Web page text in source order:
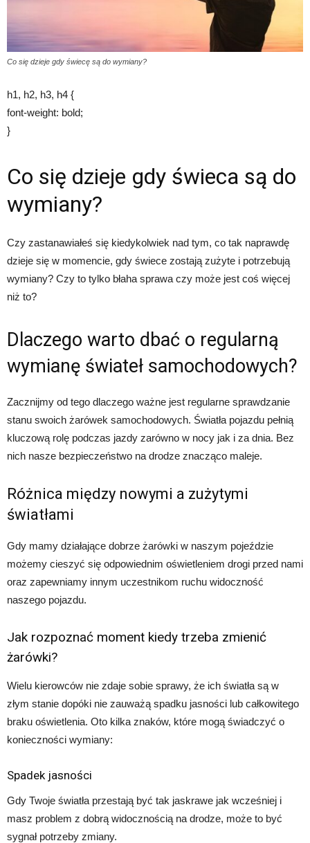
Co się dzieje gdy świecę są do wymiany?
h1, h2, h3, h4 {
font-weight: bold;
}
Co się dzieje gdy świeca są do
wymiany?
Czy zastanawiałeś się kiedykolwiek nad tym, co tak naprawdę
dzieje się w momencie, gdy świece zostają zużyte i potrzebują
wymiany? Czy to tylko błaha sprawa czy może jest coś więcej
niż to?
Dlaczego warto dbać o regularną
wymianę świateł samochodowych?
Zacznijmy od tego dlaczego ważne jest regularne sprawdzanie
stanu swoich żarówek samochodowych. Światła pojazdu pełnią
kluczową rolę podczas jazdy zarówno w nocy jak i za dnia. Bez
nich nasze bezpieczeństwo na drodze znacząco maleje.
Różnica między nowymi a zużytymi
światłami
Gdy mamy działające dobrze żarówki w naszym pojeździe
możemy cieszyć się odpowiednim oświetleniem drogi przed nami
oraz zapewniamy innym uczestnikom ruchu widoczność
naszego pojazdu.
Jak rozpoznać moment kiedy trzeba zmienić
żarówki?
Wielu kierowców nie zdaje sobie sprawy, że ich światła są w
złym stanie dopóki nie zauważą spadku jasności lub całkowitego
braku oświetlenia. Oto kilka znaków, które mogą świadczyć o
konieczności wymiany:
Spadek jasności
Gdy Twoje światła przestają być tak jaskrawe jak wcześniej i
masz problem z dobrą widocznością na drodze, może to być
sygnał potrzeby zmiany.